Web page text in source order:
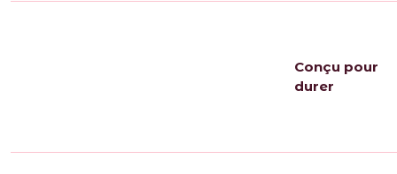
Conçu pour
durer